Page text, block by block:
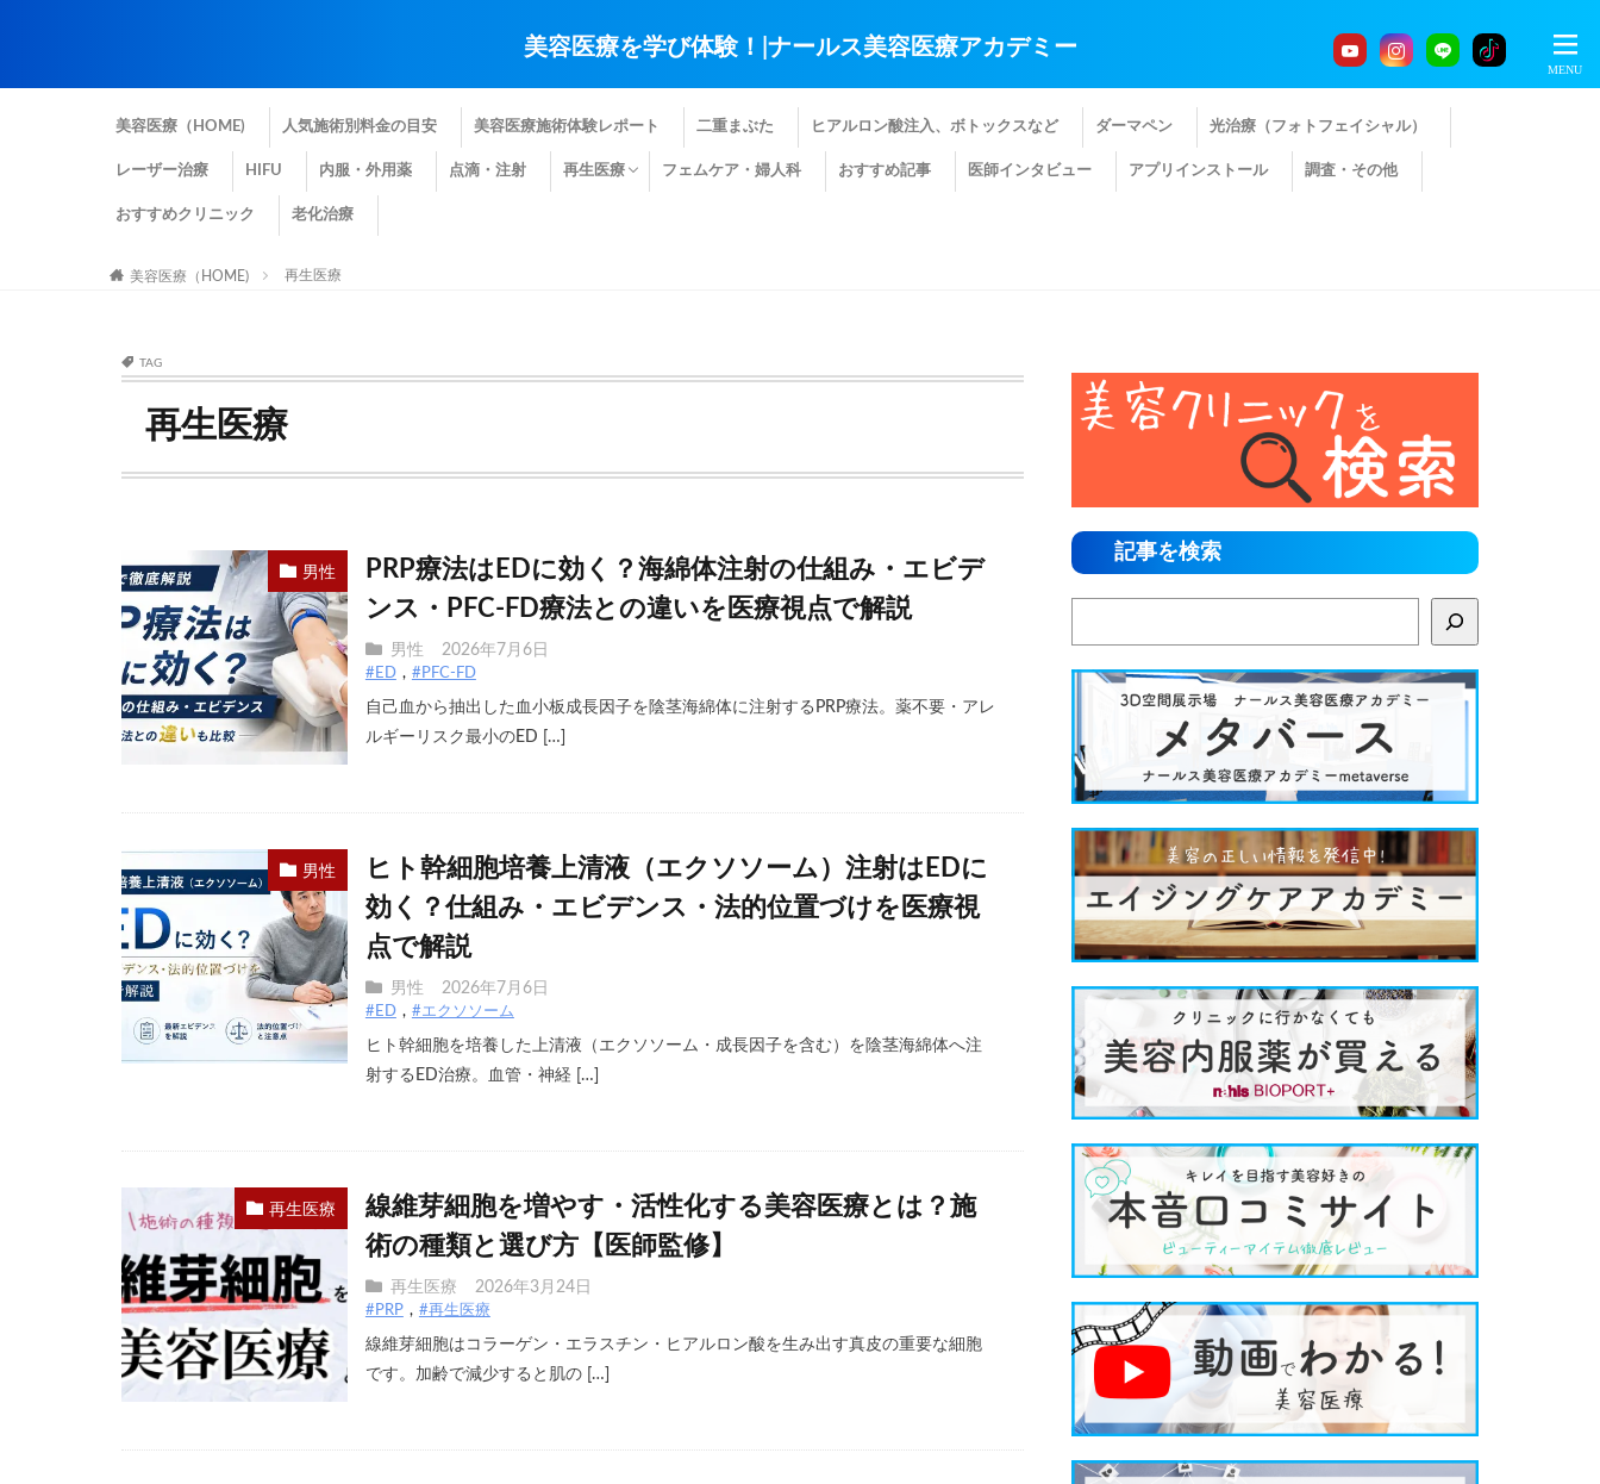
美容医療を学び体験！|ナールス美容医療アカデミー
美容医療（HOME) 人気施術別料金の目安 美容医療施術体験レポート 二重まぶた ヒアルロン酸注入、ボトックスなど ダーマペン 光治療（フォトフェイシャル）
レーザー治療 HIFU 内服・外用薬 点滴・注射 再生医療 フェムケア・婦人科 おすすめ記事 医師インタビュー アプリインストール 調査・その他
おすすめクリニック 老化治療
美容医療（HOME) 再生医療
TAG
再生医療
男性
PRP療法はEDに効く？海綿体注射の仕組み・エビデ
ンス・PFC-FD療法との違いを医療視点で解説
男性 2026年7月6日
#ED #PFC-FD
自己血から抽出した血小板成長因子を陰茎海綿体に注射するPRP療法。薬不要・アレ
ルギーリスク最小のED […]
男性
ヒト幹細胞培養上清液（エクソソーム）注射はEDに
効く？仕組み・エビデンス・法的位置づけを医療視
点で解説
男性 2026年7月6日
#ED #エクソソーム
ヒト幹細胞を培養した上清液（エクソソーム・成長因子を含む）を陰茎海綿体へ注
射するED治療。血管・神経 […]
再生医療
線維芽細胞を増やす・活性化する美容医療とは？施
術の種類と選び方【医師監修】
再生医療 2026年3月24日
#PRP #再生医療
線維芽細胞はコラーゲン・エラスチン・ヒアルロン酸を生み出す真皮の重要な細胞
です。加齢で減少すると肌の […]
記事を検索